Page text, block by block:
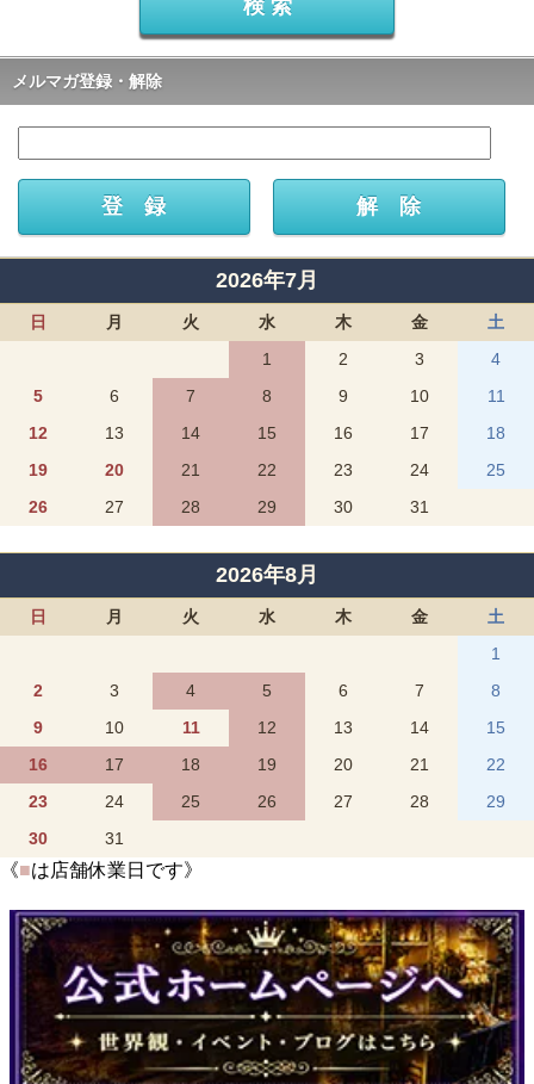
メルマガ登録・解除
2026年7月
日 月 火 水 木 金
土
1
2 3
4
5
6 7 8 9 10
11
12
13 14 15 16 17
18
19
20 21 22 23 24
25
26
27 28 29 30 31
2026年8月
日 月 火 水 木 金
土
1
2
3 4 5 6 7
8
9
10 11 12 13 14
15
16
17 18 19 20 21
22
23
24 25 26 27 28
29
30
31
《■は店舗休業日です》